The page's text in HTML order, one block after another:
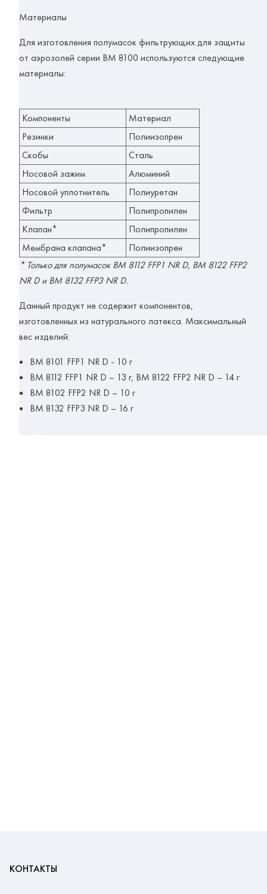
Материалы
Для изготовления полумасок фильтрующих для защиты
от аэрозолей серии ВМ 8100 используются следующие
материалы:
Компоненты
Материал
Резинки
Полиизопрен
Скобы
Сталь
Носовой зажим
Алюминий
Носовой уплотнитель
Полиуретан
Фильтр
Полипропилен
Клапан*
Полипропилен
Мембрана клапана*
Полиизопрен
* Только для полумасок ВМ 8112 FFP1 NR D, ВМ 8122 FFP2
NR D и ВМ 8132 FFP3 NR D.
Данный продукт не содержит компонентов,
изготовленных из натурального латекса. Максимальный
вес изделий:
ВМ 8101 FFP1 NR D - 10 г
ВМ 8112 FFP1 NR D – 13 г, ВМ 8122 FFP2 NR D – 14 г
ВМ 8102 FFP2 NR D – 10 г
ВМ 8132 FFP3 NR D – 16 г
КОНТАКТЫ